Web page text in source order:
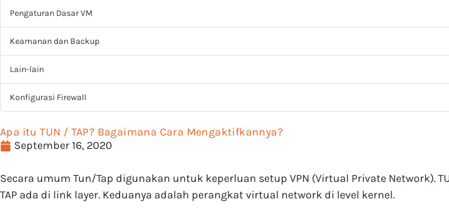
Pengaturan Dasar VM
Keamanan dan Backup
Lain-lain
Konfigurasi Firewall
Apa itu TUN / TAP? Bagaimana Cara Mengaktifkannya?
September 16, 2020
Secara umum Tun/Tap digunakan untuk keperluan setup VPN (Virtual Private Network).
TAP ada di link layer. Keduanya adalah perangkat virtual network di level kernel.